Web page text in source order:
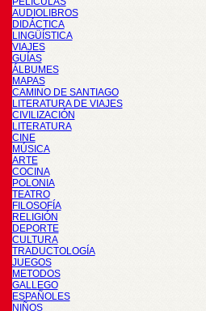
AUDIOLIBROS
DIDÁCTICA
LINGÜÍSTICA
VIAJES
GUÍAS
ÁLBUMES
MAPAS
CAMINO DE SANTIAGO
LITERATURA DE VIAJES
CIVILIZACIÓN
LITERATURA
CINE
MÚSICA
ARTE
COCINA
POLONIA
TEATRO
FILOSOFÍA
RELIGIÓN
DEPORTE
CULTURA
TRADUCTOLOGÍA
JUEGOS
METODOS
GALLEGO
ESPAÑOLES
NIÑOS